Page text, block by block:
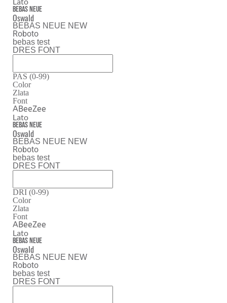
Bebas Neue
Oswald
BEBAS NEUE NEW
Roboto
bebas test
DRES FONT
PAS (0-99)
Color
Zlata
Font
ABeeZee
Lato
Bebas Neue
Oswald
BEBAS NEUE NEW
Roboto
bebas test
DRES FONT
DRI (0-99)
Color
Zlata
Font
ABeeZee
Lato
Bebas Neue
Oswald
BEBAS NEUE NEW
Roboto
bebas test
DRES FONT